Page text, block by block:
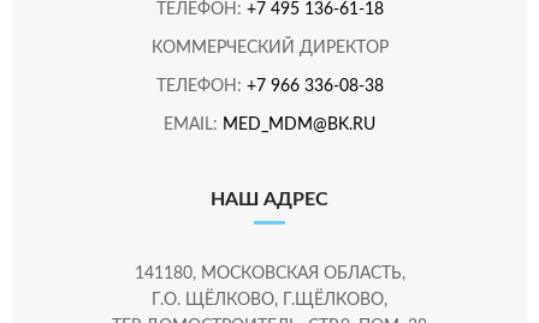
ТЕЛЕФОН: +7 495 136-61-18
КОММЕРЧЕСКИЙ ДИРЕКТОР
ТЕЛЕФОН: +7 966 336-08-38
EMAIL: MED_MDM@BK.RU
НАШ АДРЕС
141180, МОСКОВСКАЯ ОБЛАСТЬ,
Г.О. ЩЁЛКОВО, Г.ЩЁЛКОВО,